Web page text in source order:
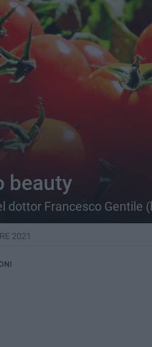
beauty
dottor Francesco Gentile
2021